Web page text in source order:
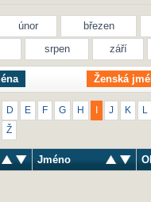
únor březen
srpen září
Ženská
D E F G H J K
Ž
Jméno